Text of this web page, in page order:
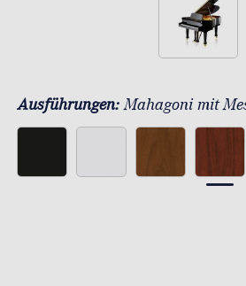
Ausführungen:Mahagoni mit